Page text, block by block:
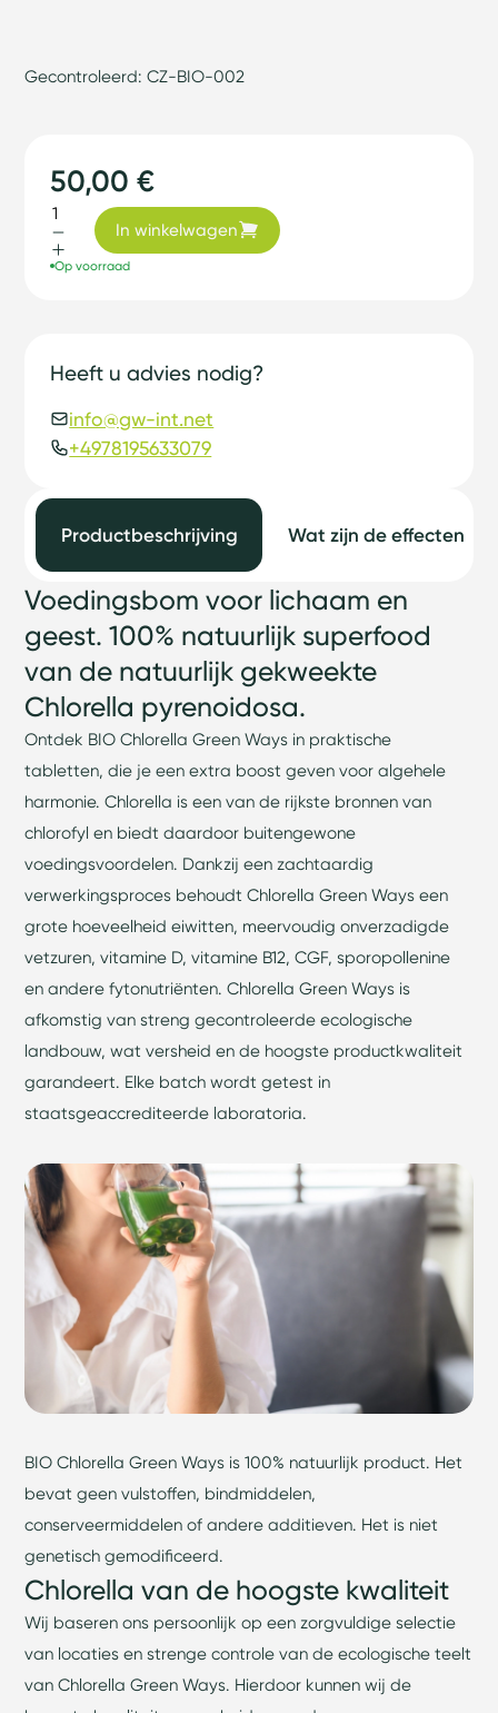
Gecontroleerd: CZ-BIO-002
50,00 €
In winkelwagen
Op voorraad
Productbeschrijving Wat zijn de effecten
Heeft u advies nodig?
info@gw-int.net
+4978195633079
Voedingsbom voor lichaam en
geest. 100% natuurlijk superfood
van de natuurlijk gekweekte
Chlorella pyrenoidosa.
Ontdek BIO Chlorella Green Ways in praktische
tabletten, die je een extra boost geven voor algehele
harmonie. Chlorella is een van de rijkste bronnen van
chlorofyl en biedt daardoor buitengewone
voedingsvoordelen. Dankzij een zachtaardig
verwerkingsproces behoudt Chlorella Green Ways een
grote hoeveelheid eiwitten, meervoudig onverzadigde
vetzuren, vitamine D, vitamine B12, CGF, sporopollenine
en andere fytonutriënten. Chlorella Green Ways is
afkomstig van streng gecontroleerde ecologische
landbouw, wat versheid en de hoogste productkwaliteit
garandeert. Elke batch wordt getest in
staatsgeaccrediteerde laboratoria.
BIO Chlorella Green Ways is 100% natuurlijk product. Het
bevat geen vulstoffen, bindmiddelen,
conserveermiddelen of andere additieven. Het is niet
genetisch gemodificeerd.
Chlorella van de hoogste kwaliteit
Wij baseren ons persoonlijk op een zorgvuldige selectie
van locaties en strenge controle van de ecologische teelt
van Chlorella Green Ways. Hierdoor kunnen wij de